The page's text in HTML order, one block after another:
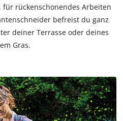
rückenschonendes Arbeiten
befreist du ganz
deiner Terrasse oder deines
Gras.